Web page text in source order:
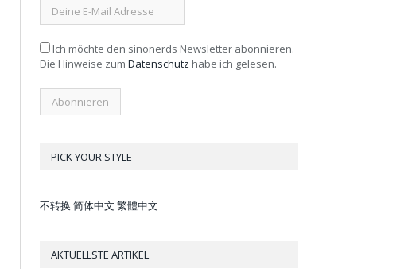
Ich möchte den sinonerds Newsletter abonnieren.
Die Hinweise zum Datenschutz habe ich gelesen.
PICK YOUR STYLE
不转换 简体中文 繁體中文
AKTUELLSTE ARTIKEL